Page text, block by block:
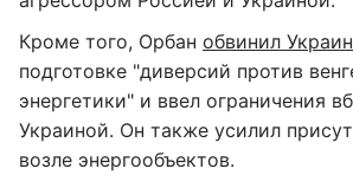
Кроме того, Орбан обвинил
подготовке "диверсий против
энергетики" и ввел ограничения
Украиной. Он также усилил
возле энергообъектов.